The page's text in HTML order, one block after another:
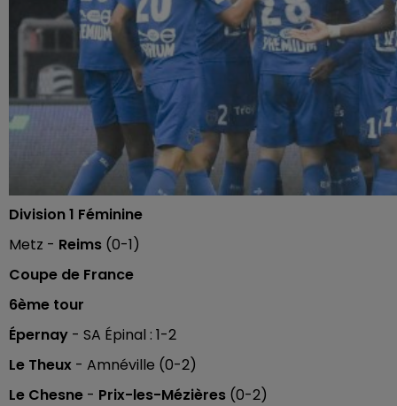
Division 1 Féminine
Metz - Reims (0-1)
Coupe de France
6ème tour
Épernay - SA Épinal : 1-2
Le Theux - Amnéville (0-2)
Le Chesne - Prix-les-Mézières (0-2)